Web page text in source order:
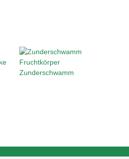
Zunderschwamm